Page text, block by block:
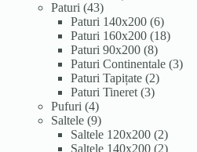
Paturi 4343
de
produse
Paturi 140x200 66
produse
Paturi 160x200 1818
Paturi 90x200 88
produse
Paturi Continentale 33
Paturi Tapițate 22
Paturi Tineret 33
Pufuri 44
produse
Saltele 99
produse
Saltele 120x200 22
produse
Saltele 140x200 22